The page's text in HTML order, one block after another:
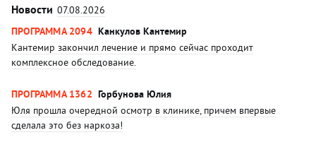
Новости 07.08.2026
ПРОГРАММА 2094 Канкулов Кантемир
Кантемир закончил лечение и прямо сейчас проходит
комплексное обследование.
ПРОГРАММА 1362 Горбунова Юлия
Юля прошла очередной осмотр в клинике, причем впервые
сделала это без наркоза!